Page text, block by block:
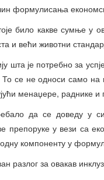
формулисања
било какве сумње у
и већи животни
шта је потребно за
То се не односи само на
менаџере, раднике и
да се доведу у
препоруке у вези са
компоненту у
разлог за овакав